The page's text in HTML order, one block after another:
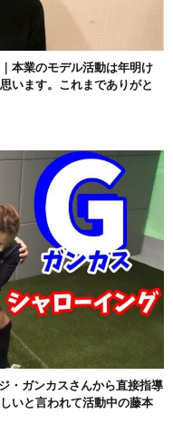
本業のモデル活動は年明け
います。これまでありがと
・ガンカスさんから直接指導
いと言われて活動中の藤本